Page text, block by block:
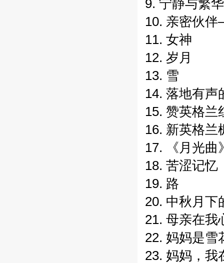
9. 宁静与繁华
10. 亲密伙
11. 女神
12. 岁月
13. 雪
14. 落地有声
15. 赞英格兰
16. 新英格兰
17. 《月光曲
18. 苦涩记忆
19. 路
20. 中秋月下
21. 母亲在我
22. 妈妈是雪
23. 妈妈，我